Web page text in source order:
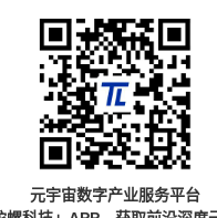
元宇宙数字产业服务平台